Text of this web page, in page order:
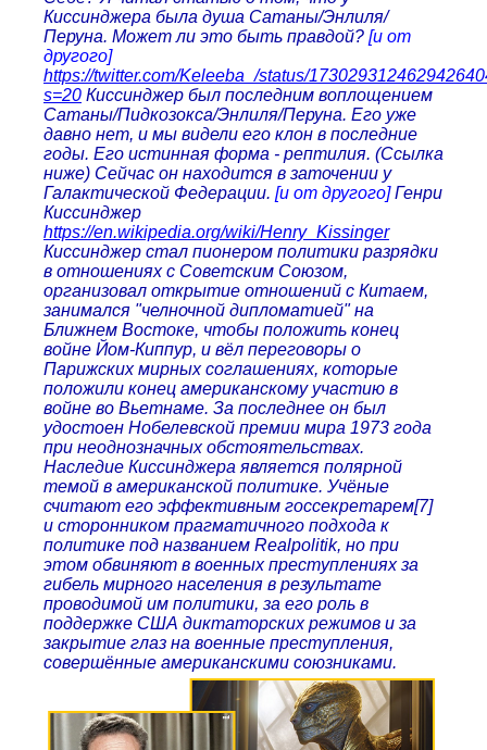
Киссинджера была душа Сатаны/Энлиля/
Перуна. Может ли это быть правдой? [и от
другого]
https://twitter.com/Keleeba_/status/
s=20 Киссинджер был последним воплощением
Сатаны/Пидкозокса/Энлиля/Перуна. Его уже
давно нет, и мы видели его клон в последние
годы. Его истинная форма - рептилия. (Ссылка
ниже) Сейчас он находится в заточении у
Галактической Федерации. [и от другого] Генри
Киссинджер
https://en.wikipedia.org/wiki/Henry_Kissinger
Киссинджер стал пионером политики разрядки
в отношениях с Советским Союзом,
организовал открытие отношений с Китаем,
занимался "челночной дипломатией" на
Ближнем Востоке, чтобы положить конец
войне Йом-Киппур, и вёл переговоры о
Парижских мирных соглашениях, которые
положили конец американскому участию в
войне во Вьетнаме. За последнее он был
удостоен Нобелевской премии мира 1973 года
при неоднозначных обстоятельствах.
Наследие Киссинджера является полярной
темой в американской политике. Учёные
считают его эффективным госсекретарем[7]
и сторонником прагматичного подхода к
политике под названием Realpolitik, но при
этом обвиняют в военных преступлениях за
гибель мирного населения в результате
проводимой им политики, за его роль в
поддержке США диктаторских режимов и за
закрытие глаз на военные преступления,
совершённые американскими союзниками.